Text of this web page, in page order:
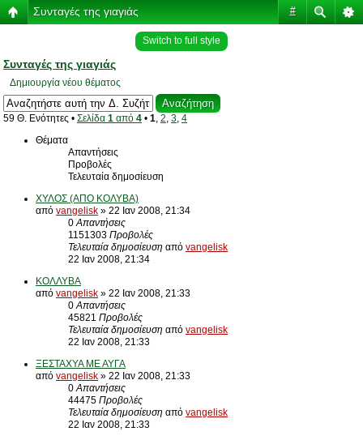
#
Συνταγές της γιαγιάς
Switch to full style
Συνταγές της γιαγιάς
Δημιουργία νέου θέματος
59 Θ. Ενότητες • Σελίδα 1 από 4 • 1, 2, 3, 4
Θέματα
Απαντήσεις
Προβολές
Τελευταία δημοσίευση
ΧΥΛΟΣ (ΑΠΟ ΚΟΛΥΒΑ)
από vangelisk » 22 Ιαν 2008, 21:34
0Απαντήσεις
1151303 Προβολές
Τελευταία δημοσίευση από vangelisk
22 Ιαν 2008, 21:34
ΚΟΛΛΥΒΑ
από vangelisk » 22 Ιαν 2008, 21:33
0Απαντήσεις
45821 Προβολές
Τελευταία δημοσίευση από vangelisk
22 Ιαν 2008, 21:33
ΞΕΣΤΑΧΥΑ ΜΕ ΑΥΓΑ
από vangelisk » 22 Ιαν 2008, 21:33
0Απαντήσεις
44475 Προβολές
Τελευταία δημοσίευση από vangelisk
22 Ιαν 2008, 21:33